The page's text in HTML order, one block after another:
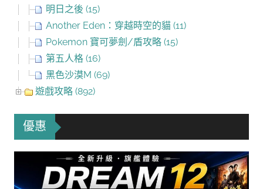
明日之後 (15)
Another Eden：穿越時空的貓 (11)
Pokemon 寶可夢劍/盾攻略 (15)
第五人格 (16)
黑色沙漠M (69)
遊戲攻略 (892)
優惠